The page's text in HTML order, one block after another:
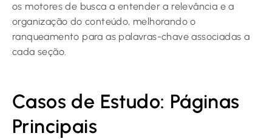
os motores de busca a entender a relevância e a
organização do conteúdo, melhorando o
ranqueamento para as palavras-chave associadas a
cada seção.
Casos de Estudo: Páginas
Principais